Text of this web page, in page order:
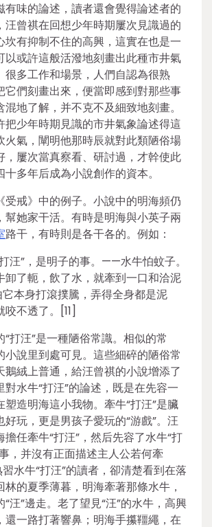
有味的論述，讀者還會覺得論述者的
汪曾祺在回想少年時期屢次見識過的
坎有抑制不住的高興，這實在也是一
以或許這般活潑地刻畫出此種市井氣
很多工作和場景，人們自認為很熟
它們刻畫出來，便當即感到對那些事
地了解，并不克不及細致地刻畫。
把少年時期見識的市井氣象論述得這
火氣，闡明他那時辰就對此類陋俗場
，屢次當真察看、研討過，才幹使此
多年后成為小說創作的資本。
受戒》中的例子。小說中的明海頻仍
幫她家干活。有時是明海與小英子兩
路干，有時則是各干各的。例如：
汪”，是明子的事。——水牛怕蚊子。
卸了軛，飲了水，就牽到一口和洽泥
它本身打滾撲騰，弄得全身都是泥
不透了。[11]
“打汪”是一種陋俗常識。相似的常
小說里到處可見。這些細碎的陋俗常
鵝絨上普通，給汪曾祺的小說增添了
水牛“打汪”的論述，既是在先容一
造明海這小我物。牽牛“打汪”是臟
玩，更是男孩子愛玩的“游戲”。汪
任牽牛“打汪”，然后先容了水牛“打
，并沒有正面描述主人公若何牽
水牛“打汪”的讀者，卻清楚看到在落
林的夏季薄暮，明海牽著那條水牛，
汪”邊走。老了望見“汪”的水牛，高興
還一路打著響鼻；明海手攥韁繩，在